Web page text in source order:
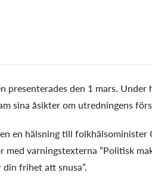
den 1 mars. Under
sina åsikter om utredningens
en hälsning till folkhälsominister
med varningstexterna ”Politisk
frihet att snusa”.